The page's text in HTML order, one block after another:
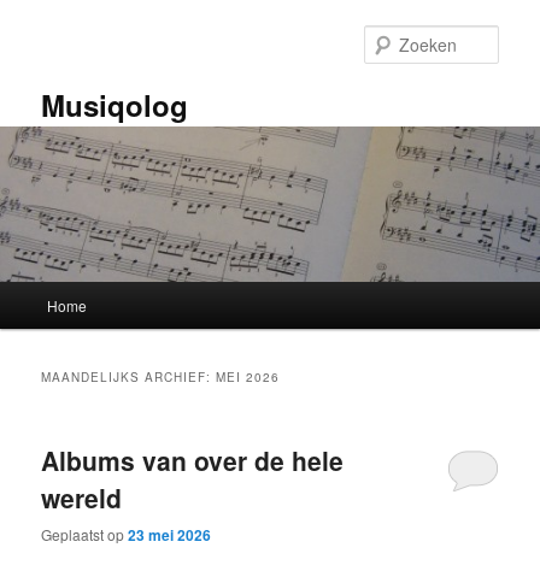
inhoud
inhoudMusiqolog
Home
MAANDELIJKS ARCHIEF:MEI 2026
Albums van over de hele
wereld
Geplaatst op23 mei 2026